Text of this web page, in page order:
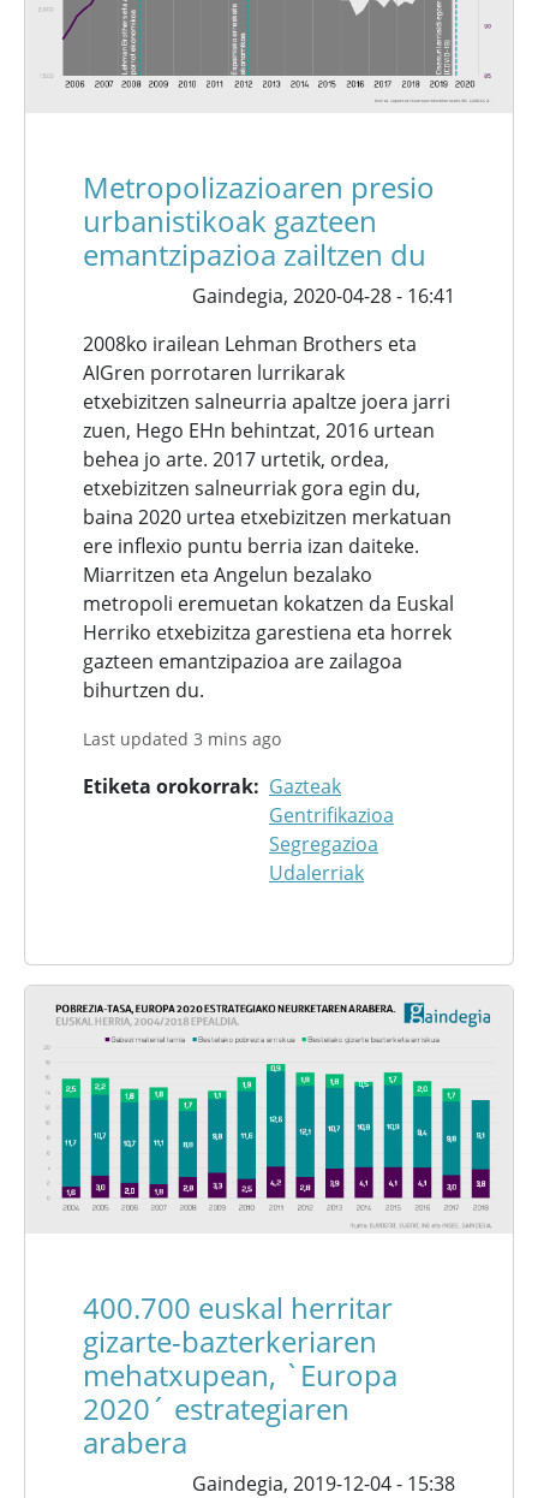
Metropolizazioaren presio
urbanistikoak gazteen
emantzipazioa zailtzen du
Gaindegia, 2020-04-28 - 16:41
2008ko irailean Lehman Brothers eta
AIGren porrotaren lurrikarak
etxebizitzen salneurria apaltze joera jarri
zuen, Hego EHn behintzat, 2016 urtean
behea jo arte. 2017 urtetik, ordea,
etxebizitzen salneurriak gora egin du,
baina 2020 urtea etxebizitzen merkatuan
ere inflexio puntu berria izan daiteke.
Miarritzen eta Angelun bezalako
metropoli eremuetan kokatzen da Euskal
Herriko etxebizitza garestiena eta horrek
gazteen emantzipazioa are zailagoa
bihurtzen du.
Last updated 3 mins ago
Etiketa orokorrak
Gazteak
Gentrifikazioa
Segregazioa
Udalerriak
400.700 euskal herritar
gizarte-bazterkeriaren
mehatxupean, `Europa
2020´ estrategiaren
arabera
Gaindegia, 2019-12-04 - 15:38